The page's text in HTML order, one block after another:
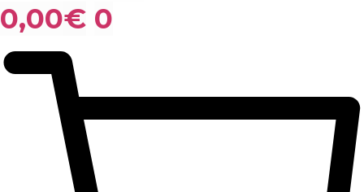
0,00€ 0